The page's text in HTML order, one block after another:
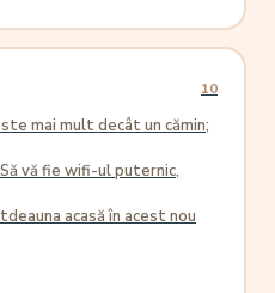
10
mai mult decât un cămin;
vă fie wifi-ul puternic,
acasă în acest nou